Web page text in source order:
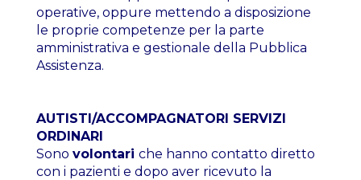
operative, oppure mettendo a disposizione
le proprie competenze per la parte
amministrativa e gestionale della Pubblica
Assistenza.
AUTISTI/ACCOMPAGNATORI SERVIZI
ORDINARI
Sono volontari che hanno contatto diretto
con i pazienti e dopo aver ricevuto la